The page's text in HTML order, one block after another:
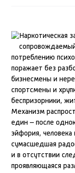
Наркотическая
потреблению
поражает без
бизнесмены и
спортсмены и
беспризорники,
Механизм
един – после
эйфория, человека
сумасшедшая
и в отсутствии
проявляющаяся